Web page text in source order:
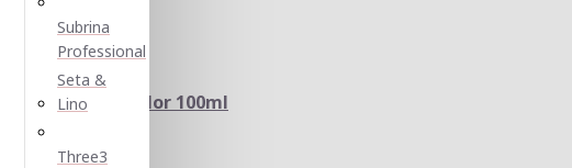
Subrina
Professional
Seta &
Lino
Three3
HI-FI Hair Color 100ml